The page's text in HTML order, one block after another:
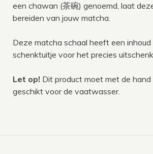
een chawan (茶碗) genoemd, laat
bereiden van jouw matcha.
Deze matcha schaal heeft een
schenktuitje voor het precies
Let op! Dit product moet met de
geschikt voor de vaatwasser.